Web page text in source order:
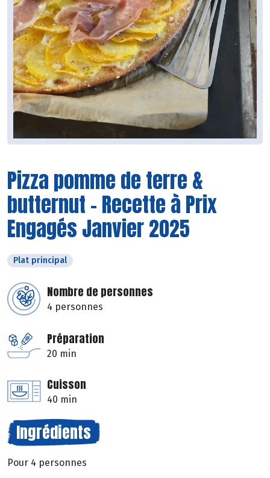
Pizza pomme de terre &
butternut - Recette à Prix
Engagés Janvier 2025
Plat principal
Nombre de personnes
4 personnes
Préparation
20 min
Cuisson
40 min
Ingrédients
Pour 4 personnes